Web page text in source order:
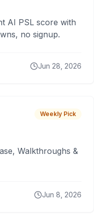
AI PSL score with
no signup.
Jun 28, 2026
Weekly Pick
Walkthroughs &
Jun 8, 2026